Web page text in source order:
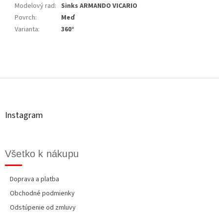
Modelový rad: Sinks ARMANDO VICARIO
Povrch:
Meď
Varianta: 360°
á
Instagram
Všetko k nákupu
Doprava a platba
Obchodné podmienky
Odstúpenie od zmluvy